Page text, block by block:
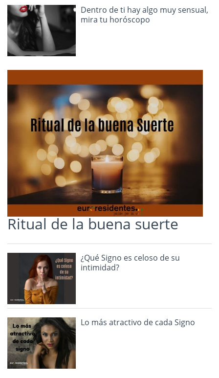
Dentro de ti hay algo muy sensual,
mira tu horóscopo
Ritual de la buena suerte
¿Qué Signo es celoso de su
intimidad?
Lo más atractivo de cada Signo